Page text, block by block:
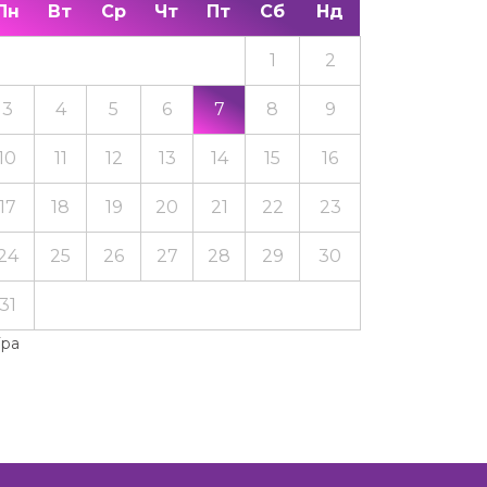
Вт Ср Чт Пт Сб Нд
1 2
3 4 5 6 7 8 9
11 12 13 14 15 16
18 19 20 21 22 23
25 26 27 28 29 30